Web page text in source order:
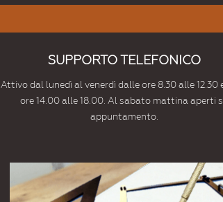
SUPPORTO TELEFONICO
Attivo dal lunedì al venerdì dalle ore 8.30 alle 12.30
ore 14.00 alle 18.00. Al sabato mattina aperti
appuntamento.